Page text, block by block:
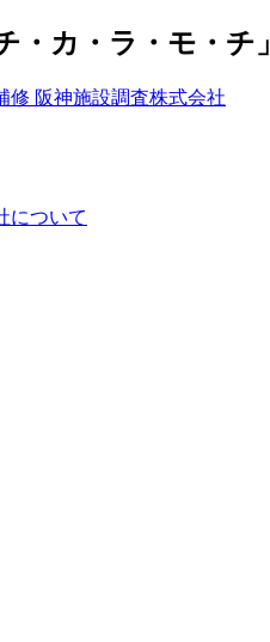
・カ・ラ・モ・チ」
について